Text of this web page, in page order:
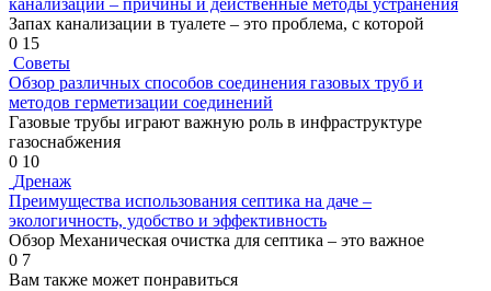
канализации – причины и действенные методы устранения
Запах канализации в туалете – это проблема, с которой
0 15
Советы
Обзор различных способов соединения газовых труб и
методов герметизации соединений
Газовые трубы играют важную роль в инфраструктуре
газоснабжения
0 10
Дренаж
Преимущества использования септика на даче –
экологичность, удобство и эффективность
Обзор Механическая очистка для септика – это важное
0 7
Вам также может понравиться